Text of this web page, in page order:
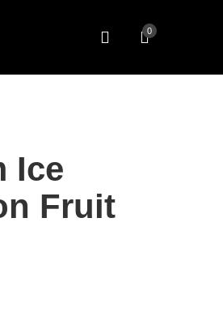
0
Ice
Fruit
$39.10.